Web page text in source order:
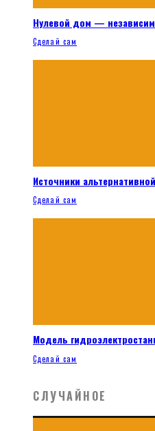
Нулевой дом —
Сделай сам
Источники
Сделай сам
Модель
Сделай сам
СЛУЧАЙНОЕ